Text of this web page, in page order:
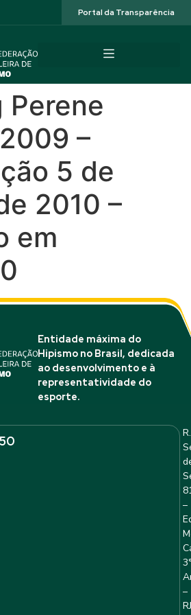
Portal da Transparência
Perene
–
5 de
2010 –
em
Entidade máxima do
Hipismo no Brasil, dedicada
ao desenvolvimento e à
representatividade do
esporte.
R.
–
–
RJ